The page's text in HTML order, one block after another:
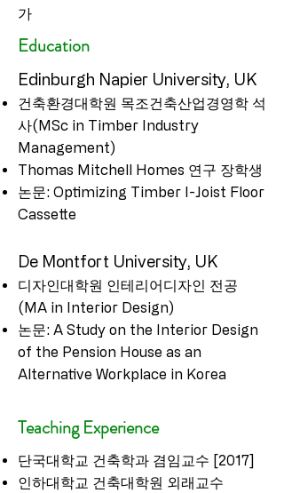
가
Education
Edinburgh Napier University, UK
건축환경대학원 목조건축산업경영학 석
사(MSc in Timber Industry
Management)
Thomas Mitchell Homes 연구 장학생
논문: Optimizing Timber I-Joist Floor
Cassette
De Montfort University, UK
디자인대학원 인테리어디자인 전공
(MA in Interior Design)
논문: A Study on the Interior Design
of the Pension House as an
Alternative Workplace in Korea
Teaching Experience
단국대학교 건축학과 겸임교수 [2017]
인하대학교 건축대학원 외래교수